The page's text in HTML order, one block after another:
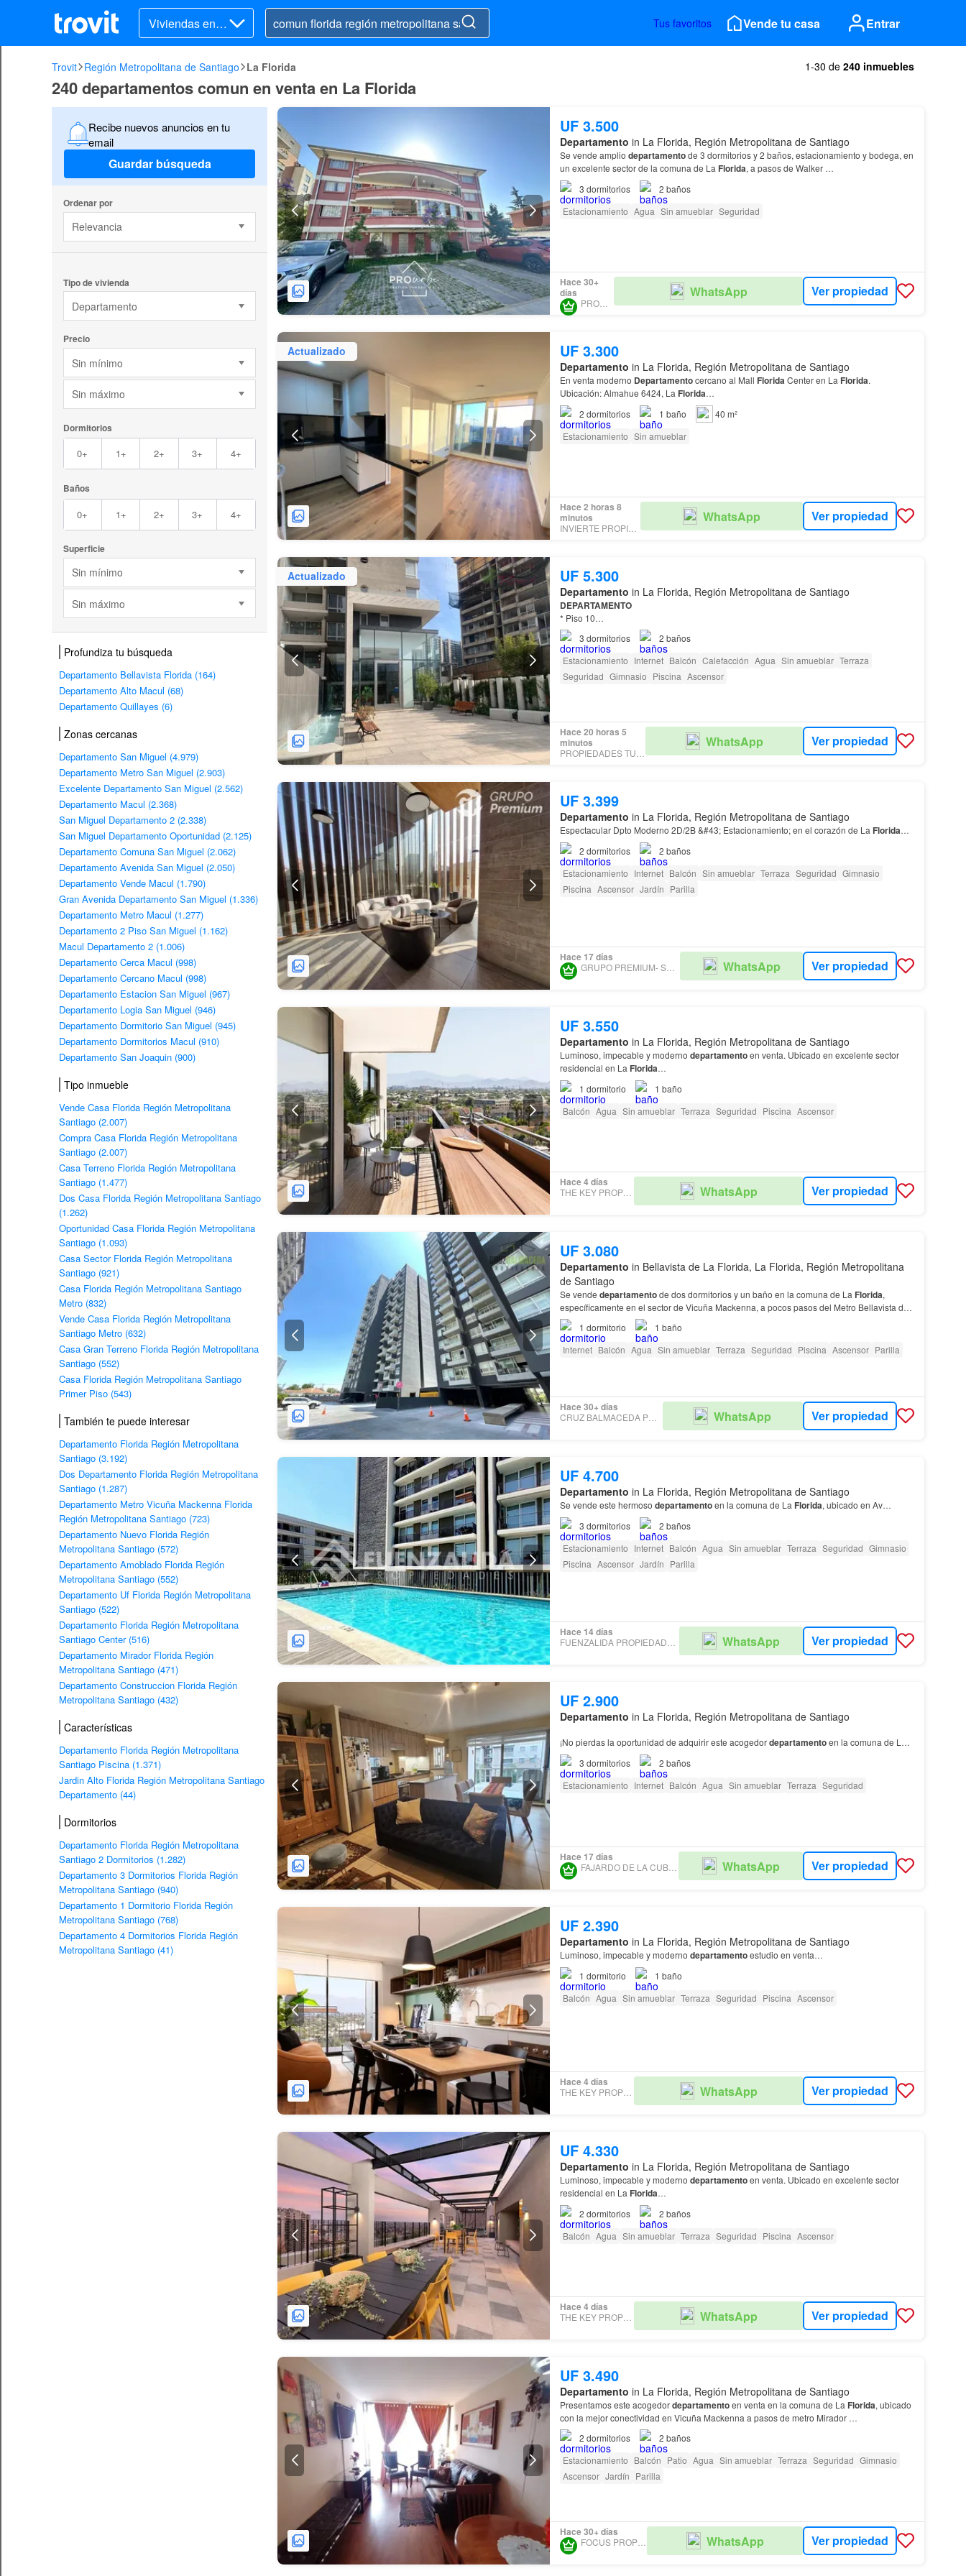
Viviendas en v
enta
Tus favoritos Vende tu casa Entrar
Trovit Región Metropolitana de Santiago La Florida 1-30 de 240 inmuebles
240 departamentos comun en venta en La Florida
Recibe nuevos anuncios en tu
email
Guardar búsqueda
Ordenar por
Relevancia
Tipo de vivienda
Departamento
Precio
Sin mínimo
Sin máximo
Dormitorios
0+ 1+ 2+ 3+ 4+
Baños
0+ 1+ 2+ 3+ 4+
Superficie
Sin mínimo
Sin máximo
Profundiza tu búsqueda
Departamento Bellavista Florida (164)
Departamento Alto Macul (68)
Departamento Quillayes (6)
Zonas cercanas
Departamento San Miguel (4.979)
Departamento Metro San Miguel (2.903)
Excelente Departamento San Miguel (2.562)
Departamento Macul (2.368)
San Miguel Departamento 2 (2.338)
San Miguel Departamento Oportunidad (2.125)
Departamento Comuna San Miguel (2.062)
Departamento Avenida San Miguel (2.050)
Departamento Vende Macul (1.790)
Gran Avenida Departamento San Miguel (1.336)
Departamento Metro Macul (1.277)
Departamento 2 Piso San Miguel (1.162)
Macul Departamento 2 (1.006)
Departamento Cerca Macul (998)
Departamento Cercano Macul (998)
Departamento Estacion San Miguel (967)
Departamento Logia San Miguel (946)
Departamento Dormitorio San Miguel (945)
Departamento Dormitorios Macul (910)
Departamento San Joaquin (900)
Tipo inmueble
Vende Casa Florida Región Metropolitana
Santiago (2.007)
Compra Casa Florida Región Metropolitana
Santiago (2.007)
Casa Terreno Florida Región Metropolitana
Santiago (1.477)
Dos Casa Florida Región Metropolitana Santiago
(1.262)
Oportunidad Casa Florida Región Metropolitana
Santiago (1.093)
Casa Sector Florida Región Metropolitana
Santiago (921)
Casa Florida Región Metropolitana Santiago
Metro (832)
Vende Casa Florida Región Metropolitana
Santiago Metro (632)
Casa Gran Terreno Florida Región Metropolitana
Santiago (552)
Casa Florida Región Metropolitana Santiago
Primer Piso (543)
También te puede interesar
Departamento Florida Región Metropolitana
Santiago (3.192)
Dos Departamento Florida Región Metropolitana
Santiago (1.287)
Departamento Metro Vicuña Mackenna Florida
Región Metropolitana Santiago (723)
Departamento Nuevo Florida Región
Metropolitana Santiago (572)
Departamento Amoblado Florida Región
Metropolitana Santiago (552)
Departamento Uf Florida Región Metropolitana
Santiago (522)
Departamento Florida Región Metropolitana
Santiago Center (516)
Departamento Mirador Florida Región
Metropolitana Santiago (471)
Departamento Construccion Florida Región
Metropolitana Santiago (432)
Características
Departamento Florida Región Metropolitana
Santiago Piscina (1.371)
Jardin Alto Florida Región Metropolitana Santiago
Departamento (44)
Dormitorios
Departamento Florida Región Metropolitana
Santiago 2 Dormitorios (1.282)
Departamento 3 Dormitorios Florida Región
Metropolitana Santiago (940)
Departamento 1 Dormitorio Florida Región
Metropolitana Santiago (768)
Departamento 4 Dormitorios Florida Región
Metropolitana Santiago (41)
UF 3.500
Departamento in La Florida, Región Metropolitana de Santiago
Se vende amplio departamentode 3 dormitorios y 2 baños, estacionamiento y bodega, en
un excelente sector de la comuna de La Florida, a pasos de Walker
Edificio de sólo 4 pisos, con un
3 dormitorios 2 baños
Estacionamiento Agua Sin amueblar Seguridad
Hace 30+
días
PROURBE
WhatsApp Ver propiedad
Actualizado UF 3.300
Departamento in La Florida, Región Metropolitana de Santiago
En venta moderno Departamentocercano al Mall FloridaCenter en La Florida.
Ubicación: Almahue 6424, La Florida…
2 dormitorios 1 baño
40 m²
Estacionamiento Sin amueblar
Hace 2 horas 8
minutos
INVIERTE PROPIEDADES
WhatsApp Ver propiedad
Actualizado UF 5.300
Departamento in La Florida, Región Metropolitana de Santiago
DEPARTAMENTO
* Piso 10
* Orientación Nor - Oriente
* 75 m2 aproximadamente
* Terraza
* 3 dormitorios
* 2 baños completos< Estacionamientos de visitas
3 dormitorios 2 baños
Estacionamiento Internet Balcón Calefacción Agua Sin amueblar Terraza
Seguridad Gimnasio Piscina Ascensor
Hace 20 horas 5
minutos
PROPIEDADES TUCASA.CL
WhatsApp Ver propiedad
UF 3.399
Departamento in La Florida, Región Metropolitana de Santiago
Espectacular Dpto Moderno 2D/2B &#43; Estacionamiento; en el corazón de La Florida…
2 dormitorios 2 baños
Estacionamiento Internet Balcón Sin amueblar Terraza Seguridad Gimnasio
Piscina Ascensor Jardín Parilla
Hace 17 días
GRUPO PREMIUM- SUC. PROVIDENCIA WhatsApp Ver propiedad
UF 3.550
Departamento in La Florida, Región Metropolitana de Santiago
Luminoso, impecable y moderno departamentoen venta. Ubicado en excelente sector
residencial en La Florida…
1 dormitorio 1 baño
Balcón Agua Sin amueblar Terraza Seguridad Piscina Ascensor
Hace 4 días
THE KEY PROPERTIES WhatsApp Ver propiedad
UF 3.080
Departamento in Bellavista de La Florida, La Florida, Región Metropolitana
de Santiago
Se vende departamentode dos dormitorios y un baño en la comuna de La Florida,
específicamente en el sector de Vicuña Mackenna, a pocos pasos del Metro Bellavista de
La
1 dormitorio 1 baño
Internet Balcón Agua Sin amueblar Terraza Seguridad Piscina Ascensor Parilla
Hace 30+ días
CRUZ BALMACEDA PROPIEDADES WhatsApp Ver propiedad
UF 4.700
Departamento in La Florida, Región Metropolitana de Santiago
Se vende este hermoso departamentoen la comuna de La Florida, ubicado en Av…
3 dormitorios 2 baños
Estacionamiento Internet Balcón Agua Sin amueblar Terraza Seguridad Gimnasio
Piscina Ascensor Jardín Parilla
Hace 14 días
WhatsApp Ver propiedad
UF 2.900
Departamento in La Florida, Región Metropolitana de Santiago
¡No pierdas la oportunidad de adquirir este acogedordepartamentoen la comuna de La
Florida
! Con una ubicación privilegiada en Santa Amalia, este inmueble cuenta con 3
dormitorios, 2 baños y untotalde 60 m2 para disf…
3 dormitorios 2 baños
Estacionamiento Internet Balcón Agua Sin amueblar Terraza Seguridad
Hace 17 días
FAJARDO DE LA CUBA PROPIEDADES WhatsApp Ver propiedad
UF 2.390
Departamento in La Florida, Región Metropolitana de Santiago
Luminoso, impecable y moderno departamentoestudio en venta…
1 dormitorio 1 baño
Balcón Agua Sin amueblar Terraza Seguridad Piscina Ascensor
Hace 4 días
THE KEY PROPERTIES WhatsApp Ver propiedad
UF 4.330
Departamento in La Florida, Región Metropolitana de Santiago
Luminoso, impecable y moderno departamentoen venta. Ubicado en excelente sector
residencial en La Florida…
2 dormitorios 2 baños
Balcón Agua Sin amueblar Terraza Seguridad Piscina Ascensor
Hace 4 días
THE KEY PROPERTIES WhatsApp Ver propiedad
UF 3.490
Departamento in La Florida, Región Metropolitana de Santiago
Presentamos este acogedordepartamentoen venta en la comuna de La Florida, ubicado
con la mejor conectividad en Vicuña Mackenna a pasos de metro Mirador
No te arrepentirás adquirir este encantador
2 dormitorios 2 baños
Estacionamiento Balcón Patio Agua Sin amueblar Terraza Seguridad Gimnasio
Ascensor Jardín Parilla
Hace 30+ días
FOCUS PROPIEDADES WhatsApp Ver propiedad